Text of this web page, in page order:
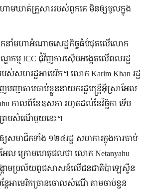
ាមឃាត់គ្រួសាររបស់ពួកគេ មិនឲ្យចូលក្នុង
កនាំមហាអំណាចសេដ្ឋកិច្ចធំបំផុតលើលោក
ឌកម្ម ICC ជុំវិញការស៊ើបអង្កេតលើពលរដ្ឋ
របស់សហរដ្ឋអាមេរិក។ លោក Karim Khan រដ្ឋ
ញបញ្ជាតាមចាប់ខ្លួននាយករដ្ឋមន្ត្រីអ៊ីស្រាអែល
កាលពីខែឧសភា រហូតដល់ខែវិច្ឆិកា ទើប
រមសំណើមួយនេះ។
មាជិកទាំង ១២៤រដ្ឋ សហការក្នុងការចាប់
អែល ក្រោមហេតុផលថា លោក Netanyahu
ង្រ្គាមប្រល័យពូជសាសន៍លើជនជាតិប៉ាឡេស្ទីន
តែអាមេរិកច្រានចោលសំណើ តាមចាប់ខ្លួន